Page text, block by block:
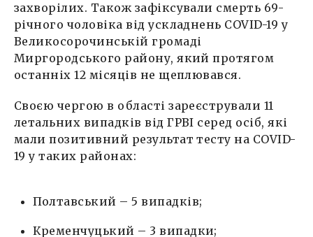
захворілих. Також зафіксували смерть 69-
річного чоловіка від ускладнень COVID-19 у
Великосорочинській громаді
Миргородського району, який протягом
останніх 12 місяців не щеплювався.
Своєю чергою в області зареєстрували 11
летальних випадків від ГРВІ серед осіб, які
мали позитивний результат тесту на COVID-
19 у таких районах:
Полтавський – 5 випадків;
Кременчуцький – 3 випадки;